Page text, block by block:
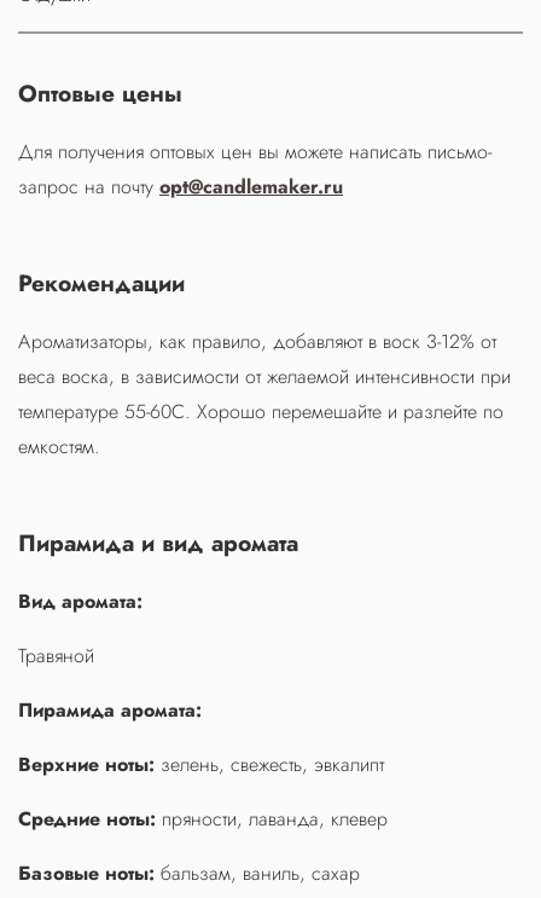
Оптовые цены
Для получения оптовых цен вы можете написать письмо-
запрос на почту opt@candlemaker.ru
Рекомендации
Ароматизаторы, как правило, добавляют в воск 3-12% от
веса воска, в зависимости от желаемой интенсивности при
температуре 55-60С. Хорошо перемешайте и разлейте по
емкостям.
Пирамида и вид аромата
Вид аромата:
Травяной
Пирамида аромата:
Верхние ноты: зелень, свежесть, эвкалипт
Средние ноты: пряности, лаванда, клевер
Базовые ноты: бальзам, ваниль, сахар